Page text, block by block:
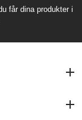
får dina produkter i